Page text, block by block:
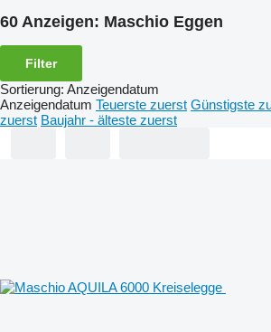
60 Anzeigen: Maschio Eggen
Filter
Sortierung: Anzeigendatum
Anzeigendatum Teuerste zuerst Günstigste
zuerst Baujahr - älteste zuerst